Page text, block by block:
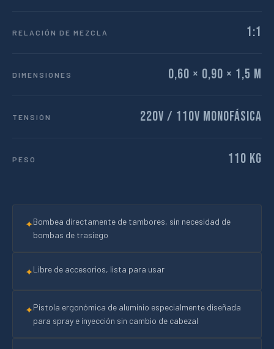
RELACIÓN DE MEZCLA 1:1
DIMENSIONES 0,60 × 0,90 × 1,5 m
TENSIÓN 220v / 110v Monofásica
PESO 110 kg
✦Bombea directamente de tambores, sin necesidad de
bombas de trasiego
✦Libre de accesorios, lista para usar
✦Pistola ergonómica de aluminio especialmente diseñada
para spray e inyección sin cambio de cabezal